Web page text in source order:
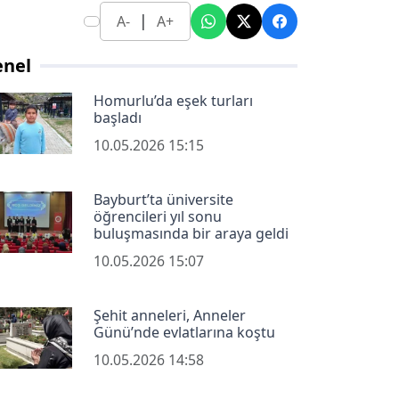
A- | A+
Homurlu’da eşek turları
başladı
10.05.2026 15:15
Bayburt’ta üniversite
öğrencileri yıl sonu
buluşmasında bir araya geldi
10.05.2026 15:07
Şehit anneleri, Anneler
Günü’nde evlatlarına koştu
10.05.2026 14:58